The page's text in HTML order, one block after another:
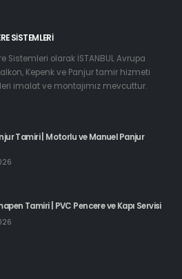
SISTEMLERI
Sistemleri olarak İSTANBUL Avrupa
Kepenk ve Panjur tamir hizmeti
imalat ve montajımız mevcuttur.
Tamiri | Motorlu ve Manuel Panjur
Tamiri | PVC Pencere ve Kapı Servisi